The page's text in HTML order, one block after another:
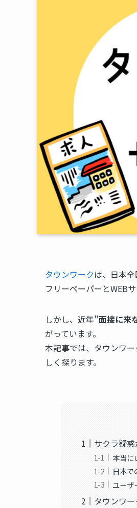
タウンワークは、日本
フリーペーパーとWEB
しかし、近年”面接に来
がっています。
本記事では、タウンワ
しく探ります。
サクラ疑
本当に
日本で
ユーザ
タウンワ